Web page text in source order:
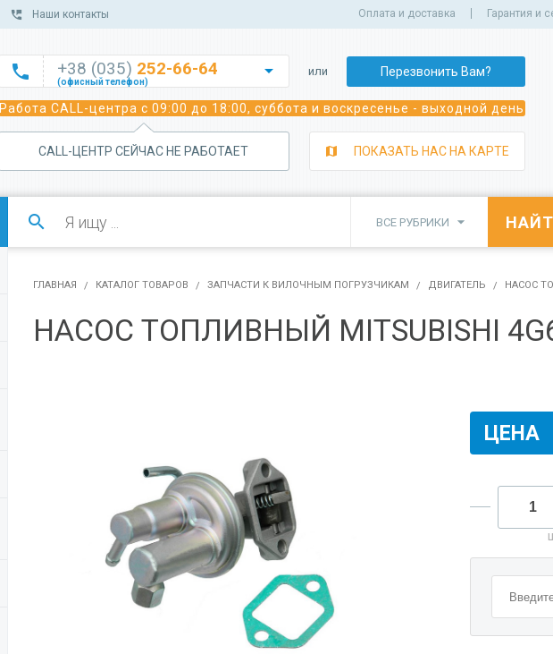
Наши контакты Оплата и доставка Гарантия и
 +38 (035) 252-66-64
(офисный телефон)


252-70-02
(офисный телефон)
 243-05-92
(офисный телефон)

 350-82-22
или Перезвонить Вам?
Работа CALL-центра с 09:00 до 18:00, суббота и воскресенье - выходной день
САLL-ЦЕНТР СЕЙЧАС НЕ РАБОТАЕТ ПОКАЗАТЬ НАС НА КАРТЕ
 ВСЕ РУБРИКИ 
ГЛАВНАЯ КАТАЛОГ ТОВАРОВ ЗАПЧАСТИ К ВИЛОЧНЫМ ПОГРУЗЧИКАМ ДВИГАТЕЛЬ НАСОС
НАСОС ТОПЛИВНЫЙ MITSUBISHI
ЦЕНА